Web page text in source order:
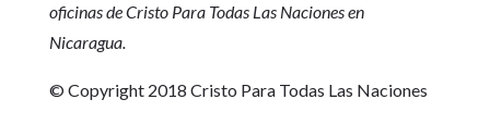
oficinas de Cristo Para Todas Las Naciones en
Nicaragua.
© Copyright 2018 Cristo Para Todas Las Naciones